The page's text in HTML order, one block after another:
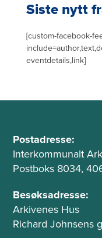
Siste nytt
[custom-facebook-
eventdetails,link]
A
d
r
s
s
e
Postadresse:
Interkommunalt
Postboks 8034,
Besøksadresse:
Arkivenes Hus
Richard Johnsens